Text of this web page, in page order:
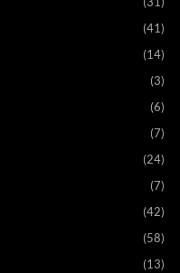
(41)
(14)
(3)
(6)
(7)
(24)
(7)
(42)
(58)
(13)